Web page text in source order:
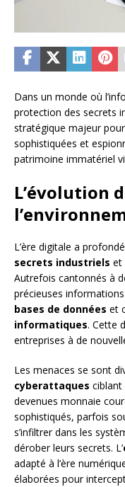
Dans un monde où
protection des secrets
stratégique majeur
sophistiquées et
patrimoine immatériel
L’évolution
L’ère digitale a
secrets industriels et
Autrefois cantonnés à
précieuses
bases de données et
informatiques. Cette
entreprises à de
Les menaces se sont
cyberattaques
devenues monnaie
sophistiqués, parfois
s’infiltrer dans les
dérober leurs secrets. L’
adapté à l’ère
élaborées pour